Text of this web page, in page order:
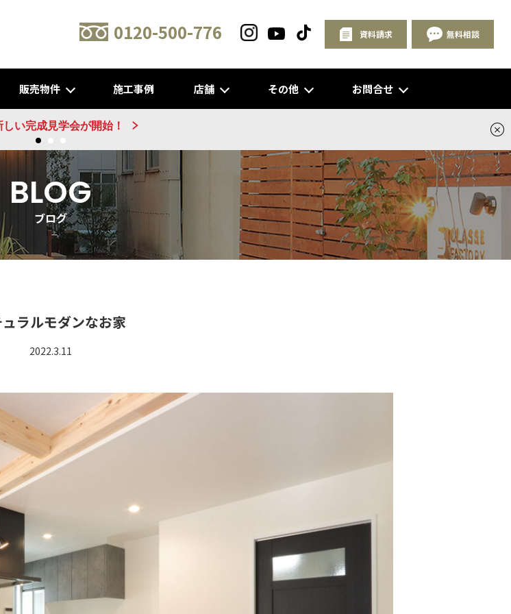
0120-500-776 資料請求 無料相談
販売物件 施工事例 店舗 その他 お問合せ
件 販売開始！@城陽
BLOG
ブログ
ラルモダンなお家
2022.3.11